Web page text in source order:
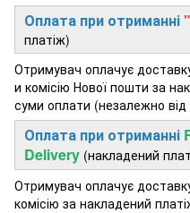
Оплата при отриманні
платіж)
Отримувач оплачує
и комісію Нової пошти за
суми оплати (незалежно
Оплата при отриманні
Delivery (накладений
Отримувач оплачує
комісію за накладений